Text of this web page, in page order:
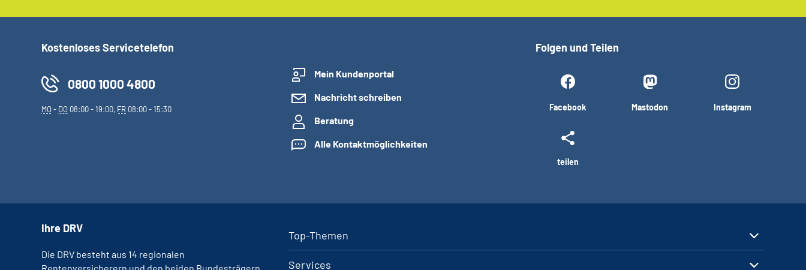
Kostenloses Servicetelefon
0800 1000 4800
MO- DO 08:00 - 19:00, FR 08:00 - 15:30
Mein Kundenportal
Nachricht schreiben
Beratung
Alle Kontaktmöglichkeiten
Folgen und Teilen
Facebook Mastodon Instagram
teilen
Top-Themen
Services
Ihre DRV
Die DRV besteht aus 14 regionalen